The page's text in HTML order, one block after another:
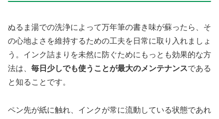
ぬるま湯での洗浄によって万年筆の書き味が蘇ったら、そ
の心地よさを維持するための工夫を日常に取り入れましょ
う。インク詰まりを未然に防ぐためにもっとも効果的な方
法は、 毎日少しでも使うことが最大のメンテナンスである
と知ることです。
ペン先が紙に触れ、インクが常に流動している状態であれ